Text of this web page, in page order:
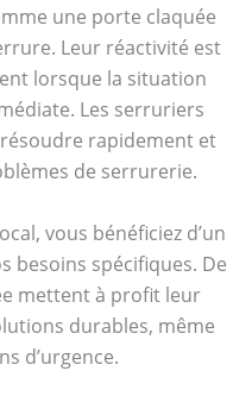
une porte claquée
Leur réactivité est
lorsque la situation
Les serruriers
rapidement et
de serrurerie.
vous bénéficiez d’un
besoins spécifiques. De
mettent à profit leur
durables, même
d’urgence.